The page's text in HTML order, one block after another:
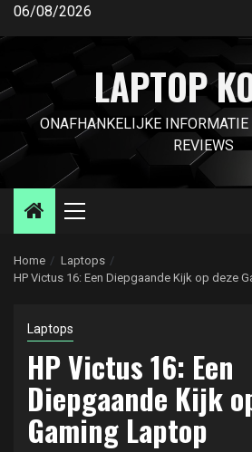
Ga
inhoud
06/08/2026
LAPTOP
ONAFHANKELIJKE INFORMATIE
REVIEWS
Primair
Home
Laptops
HP Victus 16: Een Diepgaande Kijk op deze
Laptops
HP Victus 16: Een
Diepgaande Kijk
Gaming Laptop